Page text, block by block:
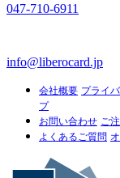
047-710-6911
info@liberocard.jp
会社概要 プライ
プ
お問い合わせ ご
よくあるご質問